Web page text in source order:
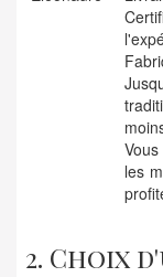
les
2. Choix